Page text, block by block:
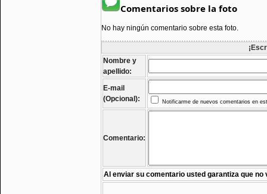
Comentarios sobre la foto
No hay ningún comentario sobre esta foto.
Nombre y
apellido:
E-mail
(Opcional):
Notificarme de nuevos comentarios en
Comentario:
Al enviar su comentario usted garantiza que no